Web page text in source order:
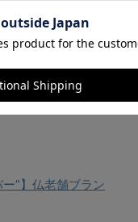
”】仏老舗ブラン